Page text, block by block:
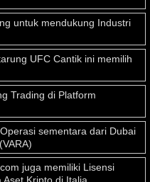
untuk mendukung Industri
UFC Cantik ini memilih
Trading di Platform
sementara dari Dubai
juga memiliki Lisensi